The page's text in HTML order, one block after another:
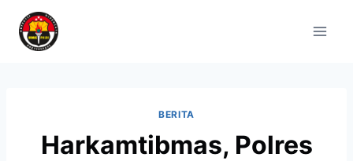
BERITA
Harkamtibmas, Polres